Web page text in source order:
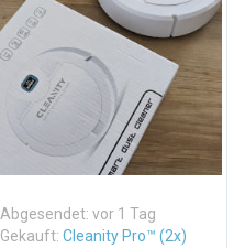
Abgesendet: vor 1 Tag
Gekauft: Cleanity Pro™ (2x)